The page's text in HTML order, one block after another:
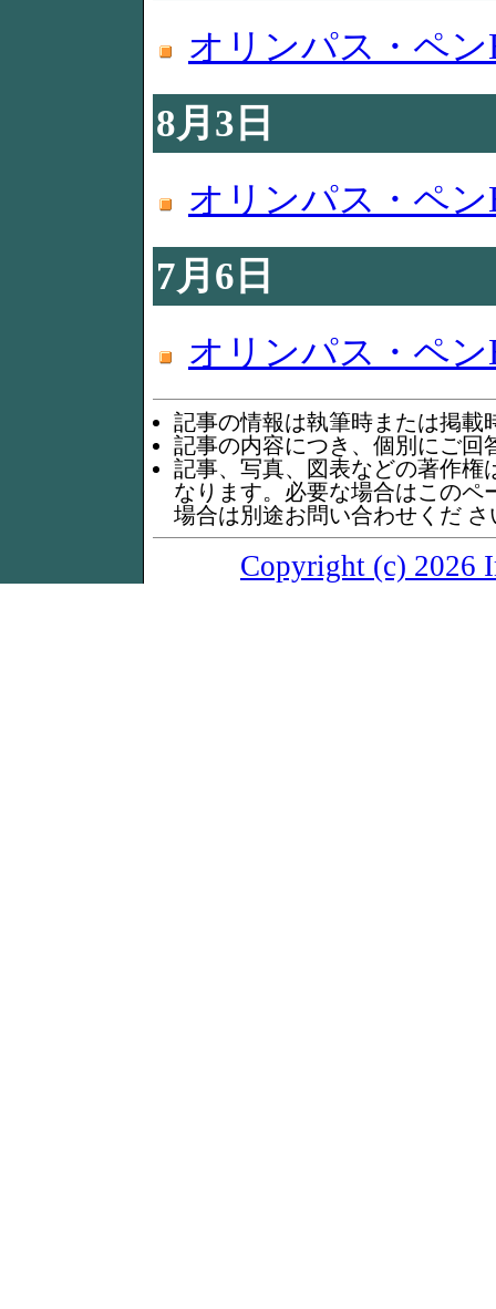
オリンパス・ペン
8月3日
オリンパス・ペン
7月6日
オリンパス・ペン
記事の情報は執筆時または掲載
記事の内容につき、個別にご回
記事、写真、図表などの著作権
なります。必要な場合はこの
場合は別途お問い合わせくだ さ
Copyright (c) 2026